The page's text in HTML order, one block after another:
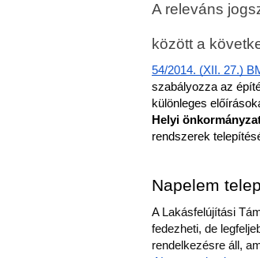
A releváns
között a
54/2014. (XII. 27.)
szabályozza az
különleges
Helyi
rendszerek
Napelem
A Lakásfelújítási
fedezheti, de
rendelkezésre áll,